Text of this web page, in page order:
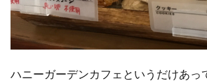
ハニーガーデンカフェというだけあっ